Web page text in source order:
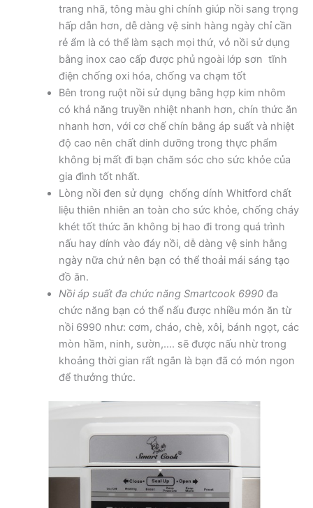
trang nhã, tông màu ghi chính giúp nồi sang trọng
hấp dẫn hơn, dễ dàng vệ sinh hàng ngày chỉ cần
rẻ ẩm là có thể làm sạch mọi thứ, vỏ nồi sử dụng
bằng inox cao cấp được phủ ngoài lớp sơn tĩnh
điện chống oxi hóa, chống va chạm tốt
Bên trong ruột nồi sử dụng bằng hợp kim nhôm
có khả năng truyền nhiệt nhanh hơn, chín thức ăn
nhanh hơn, với cơ chế chín bằng áp suất và nhiệt
độ cao nên chất dinh dưỡng trong thực phẩm
không bị mất đi bạn chăm sóc cho sức khỏe của
gia đình tốt nhất.
Lòng nồi đen sử dụng chống dính Whitford chất
liệu thiên nhiên an toàn cho sức khỏe, chống cháy
khét tốt thức ăn không bị hao đi trong quá trình
nấu hay dính vào đáy nồi, dễ dàng vệ sinh hằng
ngày nữa chứ nên bạn có thể thoải mái sáng tạo
đồ ăn.
Nồi áp suất đa chức năng Smartcook 6990đa
chức năng bạn có thể nấu được nhiều món ăn từ
nồi 6990 như: cơm, cháo, chè, xôi, bánh ngọt, các
mòn hầm, ninh, sườn,…. sẽ được nấu nhừ trong
khoảng thời gian rất ngắn là bạn đã có món ngon
để thưởng thức.